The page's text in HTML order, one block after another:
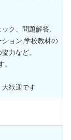
ク、問題解答、
ョン,学校教材の
力など。
歓迎です